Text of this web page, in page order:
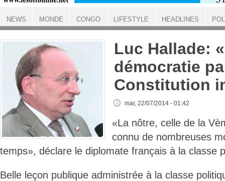
ACCUEIL
Luc Hallade:
démocratie
Constitution
mar, 22/07/2014 - 01:42
«La nôtre, celle de la
connu de nombreuses
temps», déclare le diplomate français à la classe
Belle leçon publique administrée à la classe
NEWS MONDE CONGO LIFESTYLE HEADLINES